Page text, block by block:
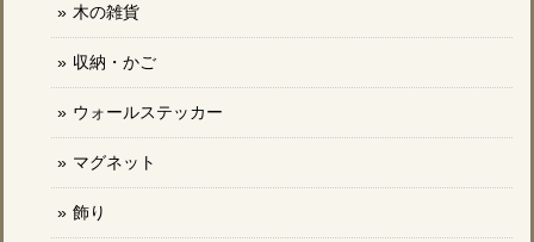
木の雑貨
収納・かご
ウォールステッカー
マグネット
飾り